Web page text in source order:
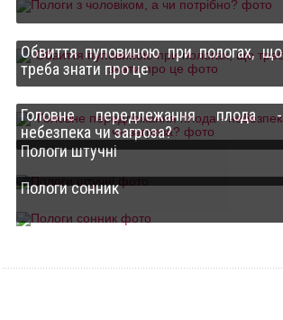
Обвиття пуповиною при пологах, що
треба знати про це
Головне передлежання плода -
небезпека чи загроза?
Пологи штучні
Пологи сонник